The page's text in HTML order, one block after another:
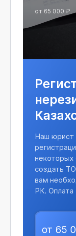
от 65 000 ₽
Наш юрист
создать
вам
РК. Оплата
от 65